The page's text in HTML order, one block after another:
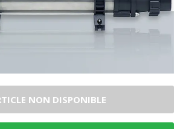
NON DISPONIBLE